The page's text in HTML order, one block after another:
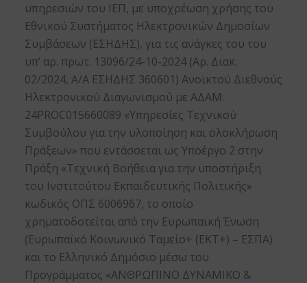
υπηρεσιών του ΙΕΠ, με υποχρέωση χρήσης του
Εθνικού Συστήματος Ηλεκτρονικών Δημοσίων
Συμβάσεων (ΕΣΗΔΗΣ), για τις ανάγκες του του
υπ’ αρ. πρωτ. 13096/24-10-2024 (Αρ. Διακ.
02/2024, Α/Α ΕΣΗΔΗΣ 360601) Ανοικτού Διεθνούς
Ηλεκτρονικού Διαγωνισμού με ΑΔΑΜ:
24PROC015660089 «Υπηρεσίες Τεχνικού
Συμβούλου για την υλοποίηση και ολοκλήρωση
Πράξεων» που εντάσσεται ως Υποέργο 2 στην
Πράξη «Τεχνική Βοήθεια για την υποστήριξη
του Ινστιτούτου Εκπαιδευτικής Πολιτικής»
κωδικός ΟΠΣ 6006967, το οποίο
χρηματοδοτείται από την Ευρωπαϊκή Ένωση
(Ευρωπαϊκό Κοινωνικό Ταμείο+ (ΕΚΤ+) – ΕΣΠΑ)
και το Ελληνικό Δημόσιο μέσω του
Προγράμματος «ΑΝΘΡΩΠΙΝΟ ΔΥΝΑΜΙΚΟ &